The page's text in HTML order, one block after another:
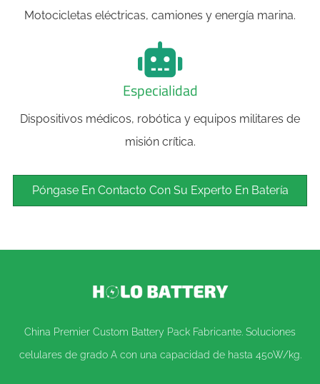
Motocicletas eléctricas, camiones y energía marina.
Especialidad
Dispositivos médicos, robótica y equipos militares de
misión crítica.
Póngase En Contacto Con Su Experto En Batería
China Premier Custom Battery Pack Fabricante. Soluciones
celulares de grado A con una capacidad de hasta 450W/kg.